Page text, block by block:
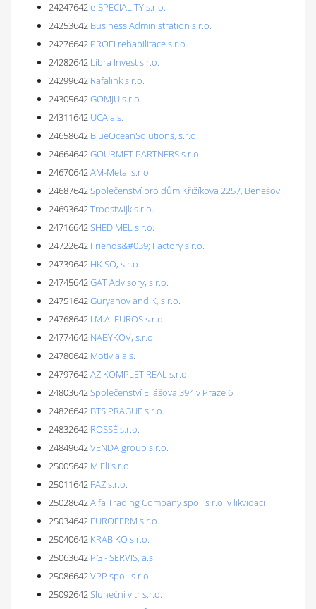
24247642e-SPECIALITY s.r.o.
24253642 Business Administration s.r.o.
24276642 PROFI rehabilitace s.r.o.
24282642 Libra Invest s.r.o.
24299642 Rafalink s.r.o.
24305642GOMJU s.r.o.
24311642 UCA a.s.
24658642 BlueOceanSolutions, s.r.o.
24664642GOURMET PARTNERS s.r.o.
24670642AM-Metal s.r.o.
24687642Společenství pro dům Křižíkova 2257, Benešov
24693642Troostwijk s.r.o.
24716642SHEDIMEL s.r.o.
24722642 Friends&#039; Factory s.r.o.
24739642 HK.SO, s.r.o.
24745642GAT Advisory, s.r.o.
24751642Guryanov and K, s.r.o.
24768642 I.M.A. EUROS s.r.o.
24774642 NABYKOV, s.r.o.
24780642 Motivia a.s.
24797642AZ KOMPLET REAL s.r.o.
24803642Společenství Eliášova 394 v Praze 6
24826642 BTS PRAGUE s.r.o.
24832642 ROSSÉ s.r.o.
24849642VENDA group s.r.o.
25005642 MiEli s.r.o.
25011642 FAZ s.r.o.
25028642Alfa Trading Company spol. s r.o. v likvidaci
25034642 EUROFERM s.r.o.
25040642 KRABIKO s.r.o.
25063642 PG - SERVIS, a.s.
25086642VPP spol. s r.o.
25092642Sluneční vítr s.r.o.